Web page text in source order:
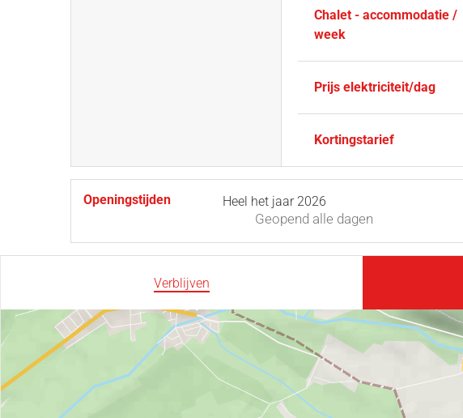
Chalet - accommodatie /
week
Prijs elektriciteit/dag
Kortingstarief
Openingstijden Heel het jaar 2026
Geopend alle dagen
Verblijven